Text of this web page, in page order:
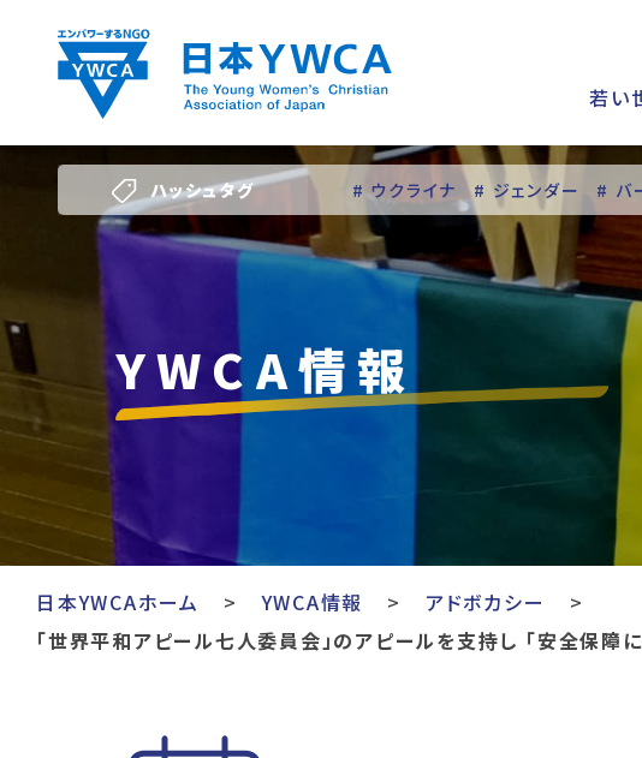
content
若い
ハッシュタグ # ウクライナ # ジェンダー # バ
# 若い女性のリーダーシップ
YWCA情報
日本YWCAホーム YWCA情報
アドボカシー
「世界平和アピール七人委員会」のアピールを支持し 「安全保障